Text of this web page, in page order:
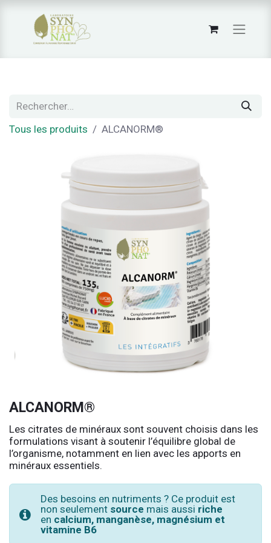
Tous les produits ALCANORM®
ALCANORM®
Les citrates de minéraux sont souvent choisis dans les
formulations visant à soutenir l’équilibre global de
l’organisme, notamment en lien avec les apports en
minéraux essentiels.
Des besoins en nutriments ? Ce produit est
non seulement source mais aussi riche
en calcium, manganèse, magnésium et
vitamine B6